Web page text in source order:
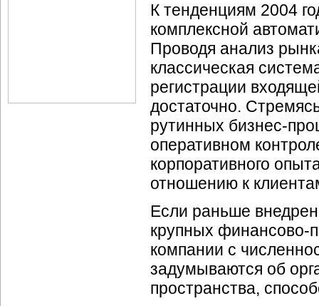
К тенденциям 2004
комплексной
Проводя анализ
классическая
регистрации
достаточно.
рутинных бизнес-
оперативном
корпоративного
отношению к
Если раньше
крупных финансово-
компании с
задумываются об
пространства,